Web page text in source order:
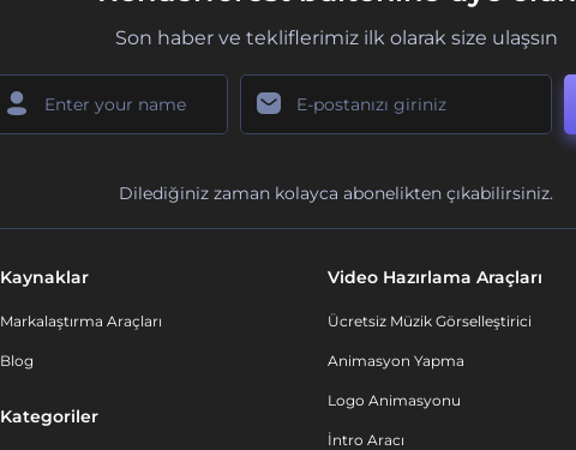
Son haber ve tekliflerimiz ilk olarak size ulaşsın
Dilediğiniz zaman kolayca abonelikten çıkabilirsiniz.
Kaynaklar
Markalaştırma Araçları
Blog
Kategoriler
Video Hazırlama Araçları
Ücretsiz Müzik Görselleştirici
Animasyon Yapma
Logo Animasyonu
İntro Aracı